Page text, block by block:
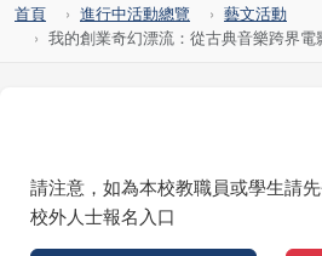
首頁 進行中活動總覽
藝文活動
我的創業奇幻漂流：從古典音樂跨界
請注意，如為本校教職員或學生請
校外人士報名入口